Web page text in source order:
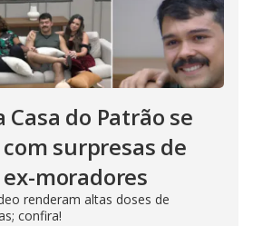
Casa do Patrão se
surpresas de
moradores
renderam altas doses de
confira!